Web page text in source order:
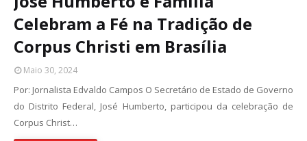
Celebram a Fé na Tradição de
Corpus Christi em Brasília
Maio 30, 2024
Por: Jornalista Edvaldo Campos O Secretário de Estado de Governo
do Distrito Federal, José Humberto, participou da celebração de
Corpus Christ…